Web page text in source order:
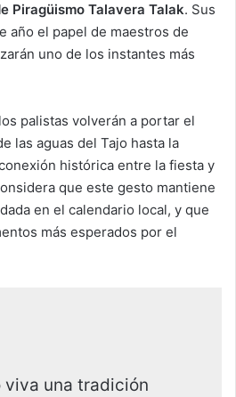
Piragüismo Talavera Talak. Sus
año el papel de maestros de
uno de los instantes más
palistas volverán a portar el
las aguas del Tajo hasta la
histórica entre la fiesta y
que este gesto mantiene
en el calendario local, y que
más esperados por el
viva una tradición